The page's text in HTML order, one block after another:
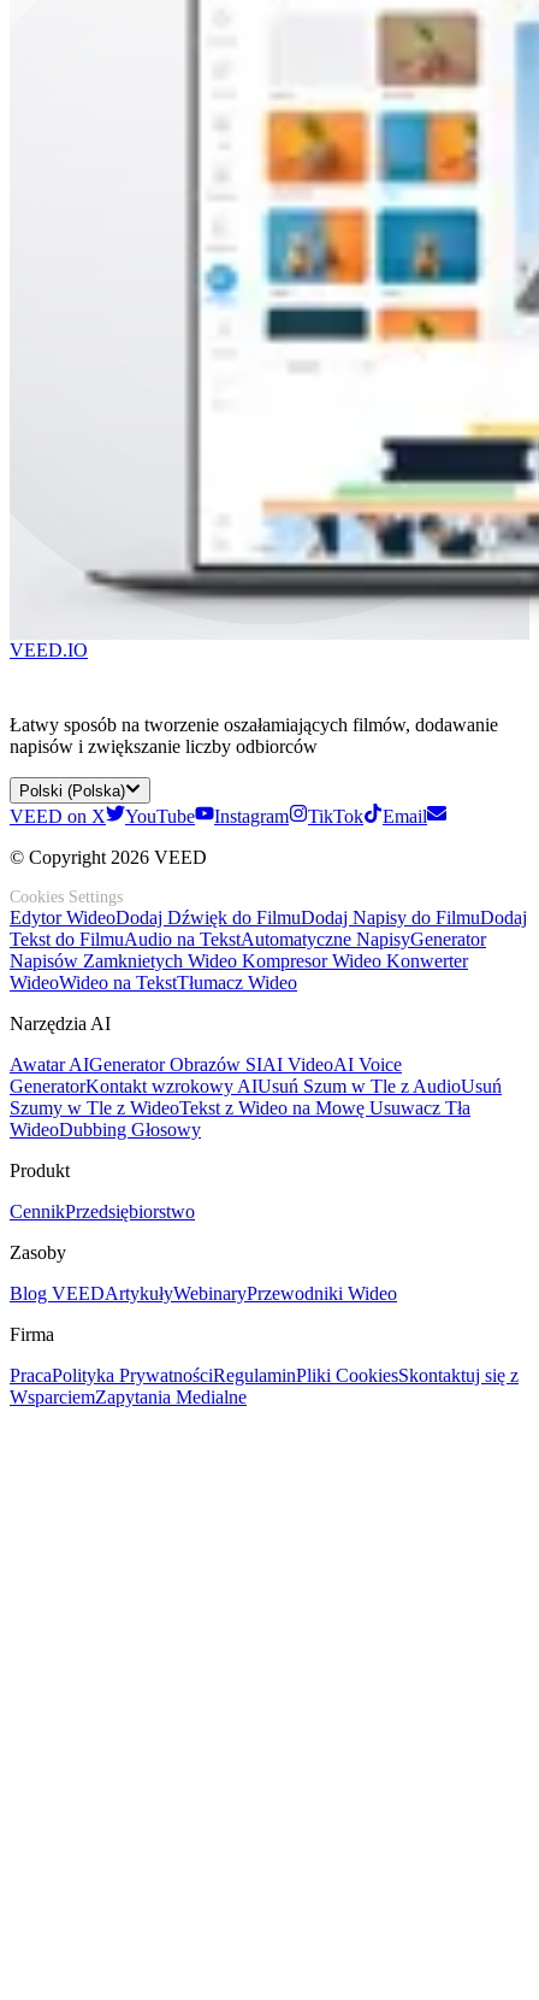
VEED.IO
Łatwy sposób na tworzenie oszałamiających filmów, dodawanie
napisów i zwiększanie liczby odbiorców
Polski (Polska)
VEED on X YouTube Instagram TikTok
Email
© Copyright 2026 VEED
Cookies Settings
Edytor WideoDodaj Dźwięk do FilmuDodaj Napisy do FilmuDodaj
Tekst do FilmuAudio na TekstAutomatyczne NapisyGenerator
Napisów Zamknietych Wideo Kompresor Wideo Konwerter
WideoWideo na TekstTłumacz Wideo
Narzędzia AI
Awatar AIGenerator Obrazów SIAI VideoAI Voice
GeneratorKontakt wzrokowy AIUsuń Szum w Tle z AudioUsuń
Szumy w Tle z WideoTekst z Wideo na Mowę Usuwacz Tła
WideoDubbing Głosowy
Produkt
CennikPrzedsiębiorstwo
Zasoby
Blog VEEDArtykułyWebinaryPrzewodniki Wideo
Firma
PracaPolityka PrywatnościRegulaminPliki CookiesSkontaktuj się z
WsparciemZapytania Medialne